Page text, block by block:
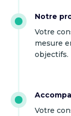
Notre
Votre
mesure
objectifs.
Votre